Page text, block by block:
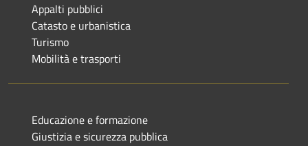
Appalti pubblici
Catasto e urbanistica
Turismo
Mobilità e trasporti
Educazione e formazione
Giustizia e sicurezza pubblica